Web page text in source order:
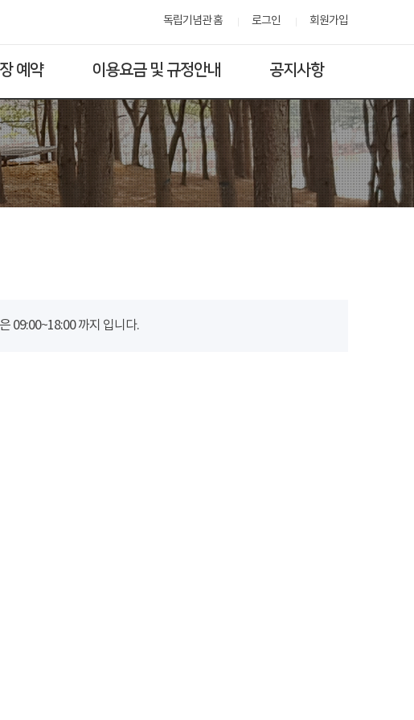
독립기념관 홈 로그인 회원가입
예약 이용요금 및 규정안내 공지사항
09:00~18:00 까지 입니다.